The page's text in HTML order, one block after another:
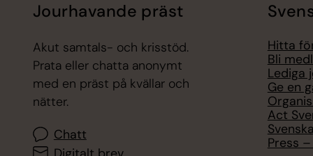
Jourhavande präst
Akut samtals- och krisstöd.
Prata eller chatta anonymt
med en präst på kvällar och
nätter.
Chatt
Hitta
Bli
Lediga
Ge en
Act
Press